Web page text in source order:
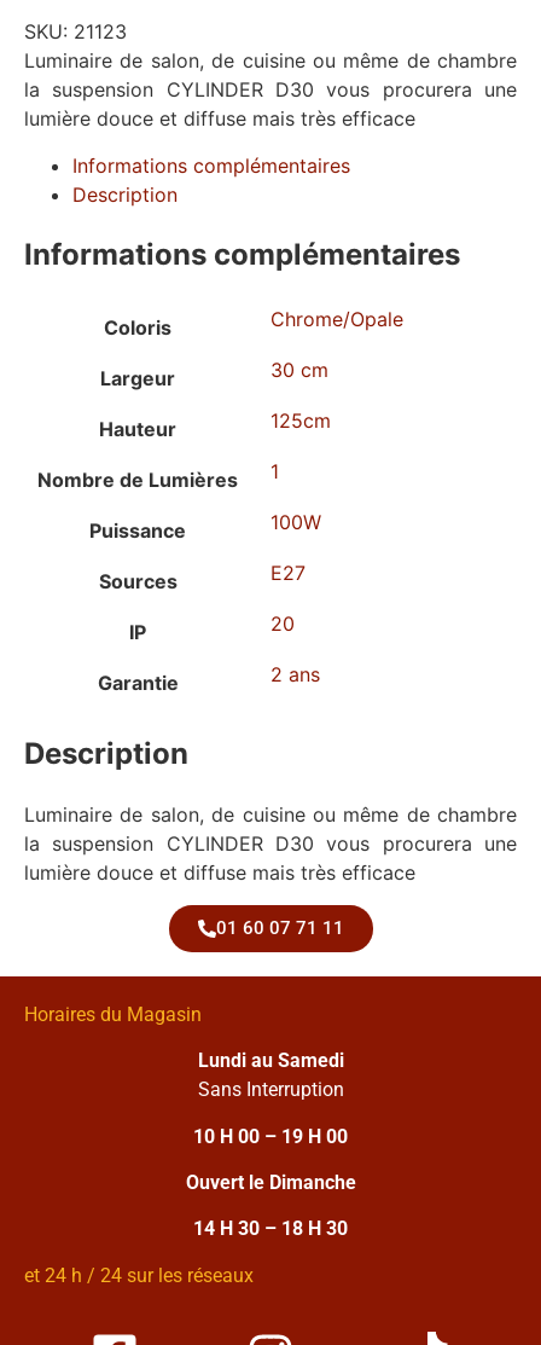
SKU: 21123
Luminaire de salon, de cuisine ou même de chambre
la suspension CYLINDER D30 vous procurera une
lumière douce et diffuse mais très efficace
Informations complémentaires
Description
Informations complémentaires
Coloris Chrome/Opale
Largeur 30 cm
Hauteur 125cm
Nombre de Lumières 1
Puissance 100W
Sources E27
IP 20
Garantie 2 ans
Description
Luminaire de salon, de cuisine ou même de chambre
la suspension CYLINDER D30 vous procurera une
lumière douce et diffuse mais très efficace
01 60 07 71 11
Horaires du Magasin
Lundi au Samedi
Sans Interruption
10 H 00 – 19 H 00
Ouvert le Dimanche
14 H 30 – 18 H 30
et 24 h / 24 sur les réseaux